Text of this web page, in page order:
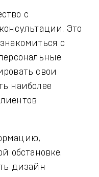
с
Это
с
свои
наиболее
обстановке.
дизайн